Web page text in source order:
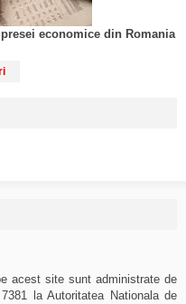
economice din Romania
acest site sunt administrate de
la Autoritatea Nationala de